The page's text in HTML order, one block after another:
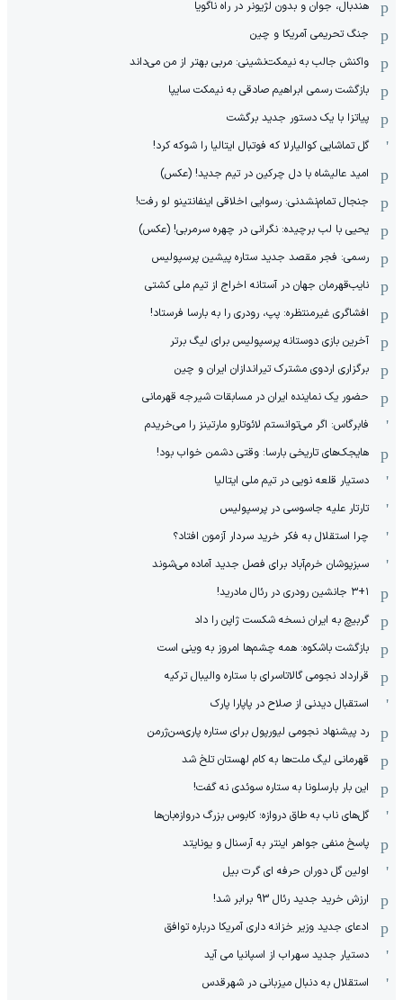
هندبال، جوان و بدون لژیونر در راه ناگویا
جنگ تحریمی آمریکا و چین
واکنش جالب به نیمکت‌نشینی: مربی بهتر از من می‌داند
بازگشت رسمی ابراهیم صادقی به نیمکت سایپا
پیاتزا با یک دستور جدید برگشت
گل تماشایی کوالیارلا که فوتبال ایتالیا را شوکه کرد!
امید عالیشاه با دل چرکین در تیم جدید! (عکس)
جنجال تمام‌نشدنی:‌ رسوایی اخلاقی اینفانتینو لو رفت!
یحیی با لب برچیده: نگرانی در چهره سرمربی! (عکس)
رسمی: فجر مقصد جدید ستاره پیشین پرسپولیس
نایب‌قهرمان جهان در آستانه اخراج از تیم ملی کشتی
افشاگری غیرمنتظره: پپ، رودری را به بارسا فرستاد!
آخرین بازی دوستانه پرسپولیس برای لیگ برتر
برگزاری اردوی مشترک تیراندازان ایران و چین
حضور یک نماینده ایران در مسابقات شیرجه قهرمانی
فابرگاس: اگر می‌توانستم لائوتارو مارتینز را می‌خریدم
هایجک‌های تاریخی بارسا: وقتی دشمن خواب بود!
دستیار قلعه نویی در تیم ملی ایتالیا
تارتار علیه جاسوسی در پرسپولیس
چرا استقلال به فکر خرید سردار آزمون افتاد؟
سبزپوشان خرم‌آباد برای فصل جدید آماده می‌شوند
۳+۱ جانشین رودری در رئال مادرید!
گربیچ به ایران نسخه شکست ژاپن را داد
بازگشت باشکوه: همه چشم‌ها امروز به وینی است
قرارداد نجومی گالاتاسرای با ستاره والیبال ترکیه
استقبال دیدنی از صلاح در پاپارا پارک
رد پیشنهاد نجومی لیورپول برای ستاره پاری‌سن‌ژرمن
قهرمانی لیگ ملت‌ها به کام لهستان تلخ شد
این بار بارسلونا به ستاره سوئدی نه گفت!
گل‌های ناب به طاق دروازه؛ کابوس بزرگ دروازه‌بان‌ها
پاسخ منفی جواهر اینتر به آرسنال و یونایتد
اولین گل دوران حرفه ای گرت بیل
ارزش خرید جدید رئال 93 برابر شد!
ادعای جدید وزیر خزانه داری آمریکا درباره توافق
دستیار جدید سهراب از اسپانیا می آید
استقلال به دنبال میزبانی در شهرقدس